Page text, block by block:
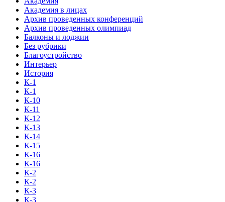
Академия в лицах
Архив проведенных конференций
Архив проведенных олимпиад
Балконы и лоджии
Без рубрики
Благоустройство
Интерьер
История
К-1
К-1
К-10
К-11
К-12
К-13
К-14
К-15
К-16
К-16
К-2
К-2
К-3
К-3